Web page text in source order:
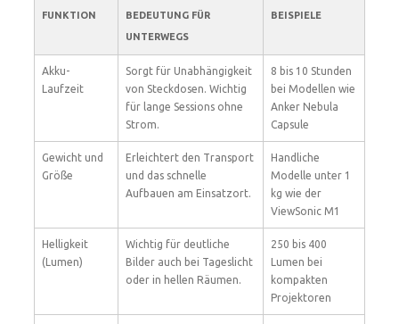
FUNKTION
BEDEUTUNG FÜR
UNTERWEGS
BEISPIELE
Akku-
Laufzeit
Sorgt für Unabhängigkeit
von Steckdosen. Wichtig
für lange Sessions ohne
Strom.
8 bis 10 Stunden
bei Modellen wie
Anker Nebula
Capsule
Gewicht und
Größe
Erleichtert den Transport
und das schnelle
Aufbauen am Einsatzort.
Handliche
Modelle unter 1
kg wie der
ViewSonic M1
Helligkeit
(Lumen)
Wichtig für deutliche
Bilder auch bei Tageslicht
oder in hellen Räumen.
250 bis 400
Lumen bei
kompakten
Projektoren